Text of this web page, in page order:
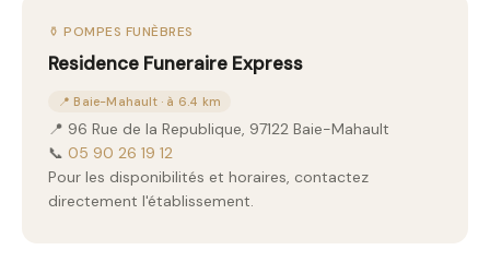
⚱️ POMPES FUNÈBRES
Residence Funeraire Express
📍 Baie-Mahault · à 6.4 km
📍 96 Rue de la Republique, 97122 Baie-Mahault
📞 05 90 26 19 12
Pour les disponibilités et horaires, contactez
directement l'établissement.